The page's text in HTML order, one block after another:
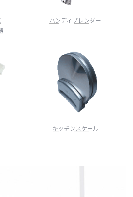
ハンディブレンダー
キッチンスケール